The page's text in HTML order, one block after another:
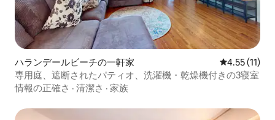
ハランデールビーチの一軒家 レビュー11
4.55 (11)
専用庭、遮断されたパティオ、洗濯機・乾燥機付きの3寝室
情報の正確さ · 清潔さ · 家族